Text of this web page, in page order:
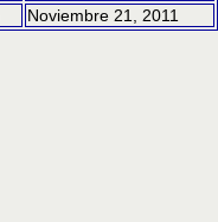
Noviembre 21, 2011